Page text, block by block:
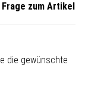
Frage zum Artikel
die gewünschte